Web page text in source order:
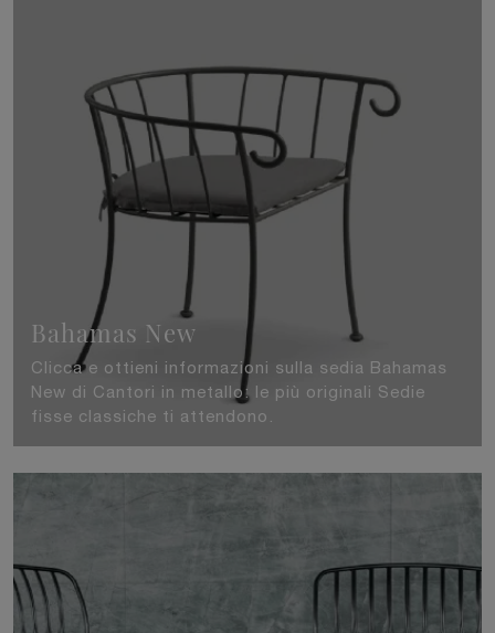
Bahamas New
Clicca e ottieni informazioni sulla sedia Bahamas
New di Cantori in metallo: le più originali Sedie
fisse classiche ti attendono.